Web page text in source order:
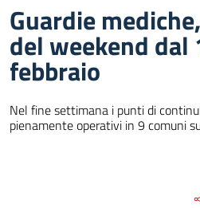
Guardie
del weekend dal
febbraio
Nel fine settimana i punti di
pienamente operativi in 9 comuni